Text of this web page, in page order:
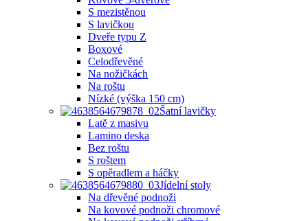
S mezistěnou
S lavičkou
Dveře typu Z
Boxové
Celodřevěné
Na nožičkách
Na roštu
Nízké (výška 150 cm)
Šatní lavičky
Latě z masivu
Lamino deska
Bez roštu
S roštem
S opěradlem a háčky
Jídelní stoly
Na dřevěné podnoži
Na kovové podnoži chromové